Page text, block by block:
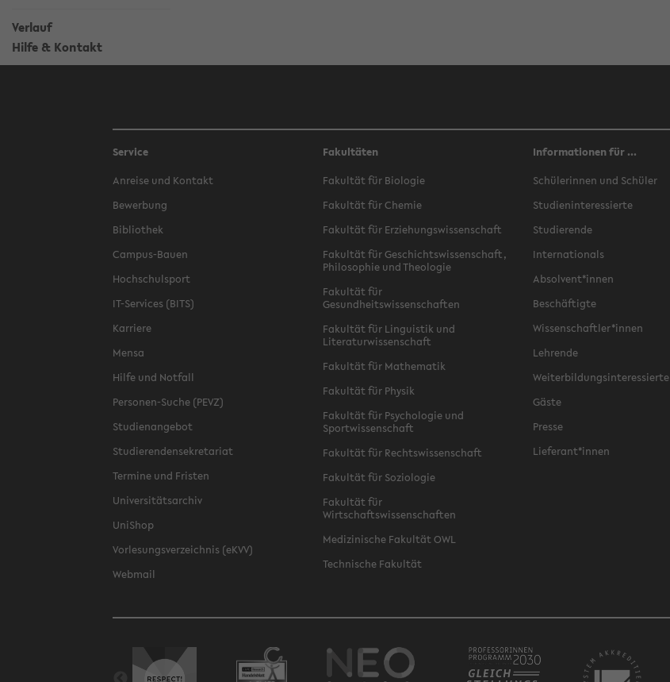
Verlauf
Hilfe & Kontakt
Service
Anreise und Kontakt
Bewerbung
Bibliothek
Campus-Bauen
Hochschulsport
IT-Services (BITS)
Karriere
Mensa
Hilfe und Notfall
Personen-Suche (PEVZ)
Studienangebot
Studierendensekretariat
Termine und Fristen
Universitätsarchiv
UniShop
Vorlesungsverzeichnis (eKVV)
Webmail
Fakultäten
Fakultät für Biologie
Fakultät für Chemie
Fakultät für Erziehungswissenschaft
Fakultät für Geschichtswissenschaft,
Philosophie und Theologie
Fakultät für
Gesundheitswissenschaften
Fakultät für Linguistik und
Literaturwissenschaft
Fakultät für Mathematik
Fakultät für Physik
Fakultät für Psychologie und
Sportwissenschaft
Fakultät für Rechtswissenschaft
Fakultät für Soziologie
Fakultät für
Wirtschaftswissenschaften
Medizinische Fakultät OWL
Technische Fakultät
Informationen für ...
Schülerinnen und Schüler
Studieninteressierte
Studierende
Internationals
Absolvent*innen
Beschäftigte
Wissenschaftler*innen
Lehrende
Weiterbildungsinteressierte
Gäste
Presse
Lieferant*innen